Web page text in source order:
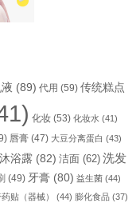
(89) 代用 (59) 传统糕点
化妆 (53) 化妆水 (41)
唇膏 (47) 大豆分离蛋白 (43)
沐浴露 (82) 洁面 (62) 洗发
(49) 牙膏 (80) 益生菌 (44)
贴（器械） (44) 膨化食品 (37)